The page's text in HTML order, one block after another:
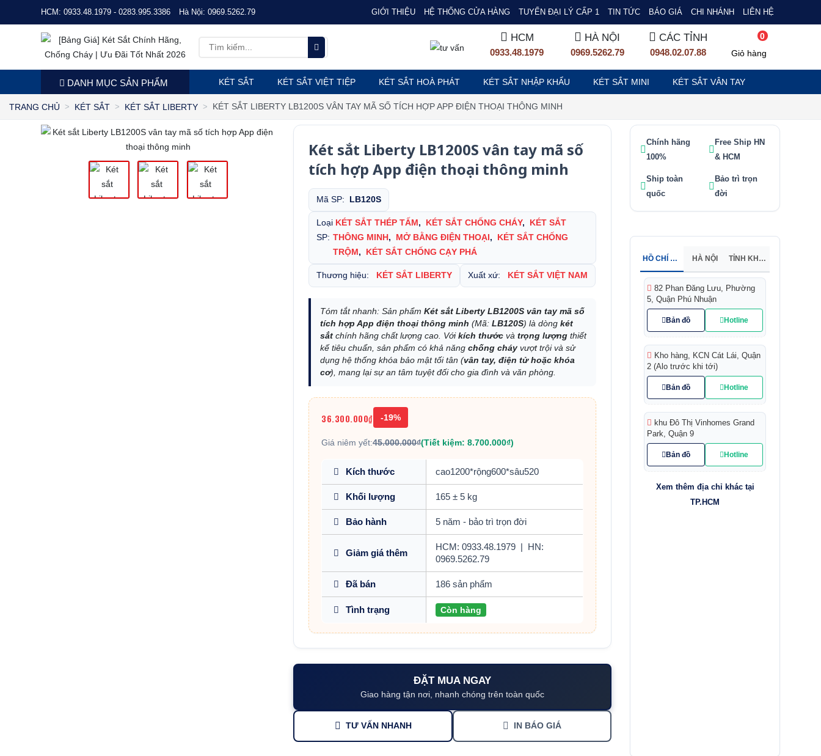
HCM: 0933.48.1979 - 0283.995.3386 Hà Nội: 0969.5262.79 GIỚI THIỆU HỆ THỐNG CỬA HÀNG TUYỂN ĐẠI LÝ CẤP 1 TIN TỨC BÁO GIÁ CHI NHÁNH LIÊN HỆ
HCM
0933.48.1979
HÀ NỘI
0969.5262.79
CÁC TỈNH
0948.02.07.88
0
Giỏ hàng
DANH MỤC SẢN PHẨM KÉT SẮT KÉT SẮT VIỆT TIỆP KÉT SẮT HOÀ PHÁT KÉT SẮT NHẬP KHẨU KÉT SẮT MINI KÉT SẮT VÂN TAY
TRANG CHỦ KÉT SẮT KÉT SẮT LIBERTY KÉT SẮT LIBERTY LB1200S VÂN TAY MÃ SỐ TÍCH HỢP APP ĐIỆN THOẠI THÔNG MINH
Két sắt Liberty LB1200S vân tay mã số
tích hợp App điện thoại thông minh
Mã SP: LB120S
Loại
SP:
KÉT SẮT THÉP TẤM , KÉT SẮT CHỐNG CHÁY,
KÉT SẮT
THÔNG MINH , MỞ BẰNG ĐIỆN THOẠI ,
KÉT SẮT CHỐNG
TRỘM , KÉT SẮT CHỐNG CẠY PHÁ
Thương hiệu: KÉT SẮT LIBERTY Xuất xứ: KÉT SẮT VIỆT NAM
Tóm tắt nhanh: Sản phẩmKét sắt Liberty LB1200S vân tay mã số
tích hợp App điện thoại thông minh (Mã:LB120S) là dòngkét
sắt chính hãng chất lượng cao. Vớikích thước vàtrọng lượng thiết
kế tiêu chuẩn, sản phẩm có khả năngchống cháy vượt trội và sử
dụng hệ thống khóa bảo mật tối tân (vân tay, điện tử hoặc khóa
cơ), mang lại sự an tâm tuyệt đối cho gia đình và văn phòng.
36.300.000₫ -19%
Giá niêm yết:45.000.000₫(Tiết kiệm: 8.700.000₫)
Kích thước cao1200*rộng600*sâu520
Khối lượng 165 ± 5 kg
Bảo hành 5 năm - bảo trì trọn đời
Giảm giá thêm
HCM: 0933.48.1979
HN:
0969.5262.79
Đã bán 186 sản phẩm
Tình trạng Còn hàng
ĐẶT MUA NGAY
Giao hàng tận nơi, nhanh chóng trên toàn quốc
TƯ VẤN NHANH IN BÁO GIÁ
Chính hãng
100%
Free Ship HN
& HCM
Ship toàn
quốc
Bảo trì trọn
đời
HỒ CHÍ MINH HÀ NỘI TỈNH KHÁC
82 Phan Đăng Lưu, Phường
5, Quận Phú Nhuận
Bản đồ Hotline
Kho hàng, KCN Cát Lái, Quận
2 (Alo trước khi tới)
Bản đồ Hotline
khu Đô Thị Vinhomes Grand
Park, Quận 9
Bản đồ Hotline
Xem thêm địa chỉ khác tại
TP.HCM